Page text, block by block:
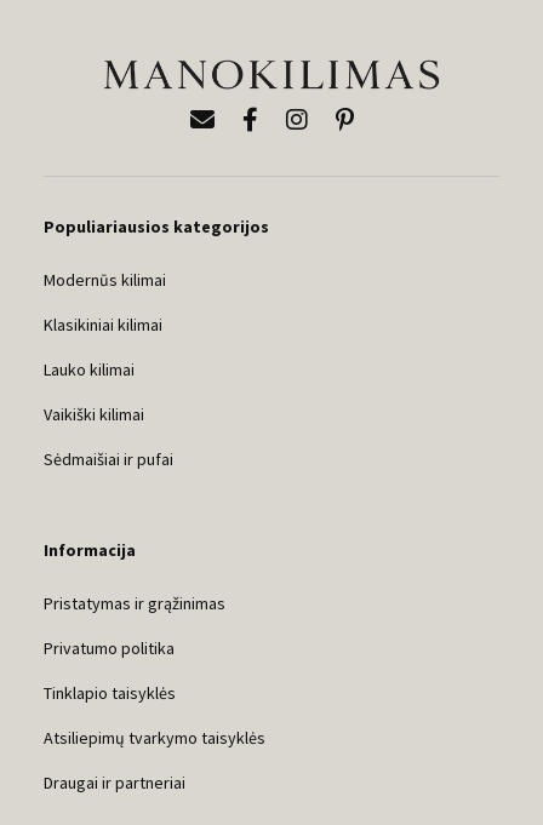
Populiariausios kategorijos
Modernūs kilimai
Klasikiniai kilimai
Lauko kilimai
Vaikiški kilimai
Sėdmaišiai ir pufai
Informacija
Pristatymas ir grąžinimas
Privatumo politika
Tinklapio taisyklės
Atsiliepimų tvarkymo taisyklės
Draugai ir partneriai